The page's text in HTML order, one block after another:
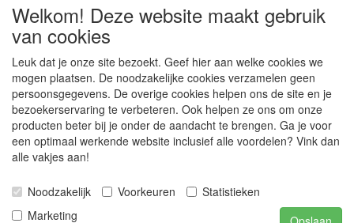
SOCIALE MEDIA
De webshop voor kunststof platen, folies, buizen
Kunststof bewerkingen, productontwerp en
duurzame oplossingen.
Welkom! Deze website maakt gebruik
van cookies
Leuk dat je onze site bezoekt. Geef hier aan welke cookies we
mogen plaatsen. De noodzakelijke cookies verzamelen geen
persoonsgegevens. De overige cookies helpen ons de site en je
bezoekerservaring te verbeteren. Ook helpen ze ons om onze
producten beter bij je onder de aandacht te brengen. Ga je voor
een optimaal werkende website inclusief alle voordelen? Vink dan
alle vakjes aan!
Noodzakelijk Voorkeuren
Statistieken
Marketing